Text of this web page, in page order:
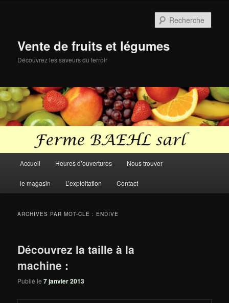
Vente de fruits et légumes
Découvrez les saveurs du terroir
principal
Accueil Heures d’ouvertures Nous trouver
le magasin L’exploitation Contact
ARCHIVES PAR MOT-CLÉ : ENDIVE
Découvrez la taille à la
machine :
Publié le7 janvier 2013